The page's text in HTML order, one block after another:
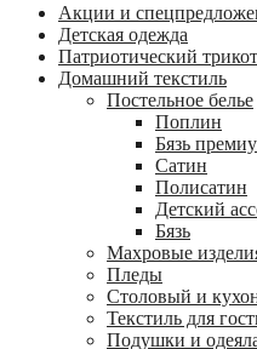
Акции и
Детская одежда
Патриотический
Домашний текстиль
Постельное белье
Поплин
Бязь
Сатин
Полисатин
Детский
Бязь
Махровые
Пледы
Столовый и
Текстиль для
Подушки и